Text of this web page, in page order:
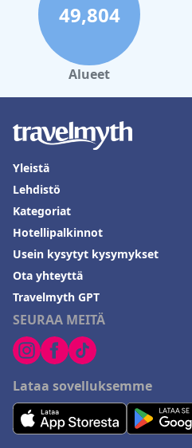
49,804
Alueet
SEURAA MEITÄ
Lataa sovelluksemme
Yleistä
Lehdistö
Kategoriat
Hotellipalkinnot
Usein kysytyt kysymykset
Ota yhteyttä
Travelmyth GPT